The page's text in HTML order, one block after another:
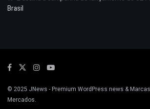
Brasil
© 2025 JNews - Premium WordPress news &
Mercados.